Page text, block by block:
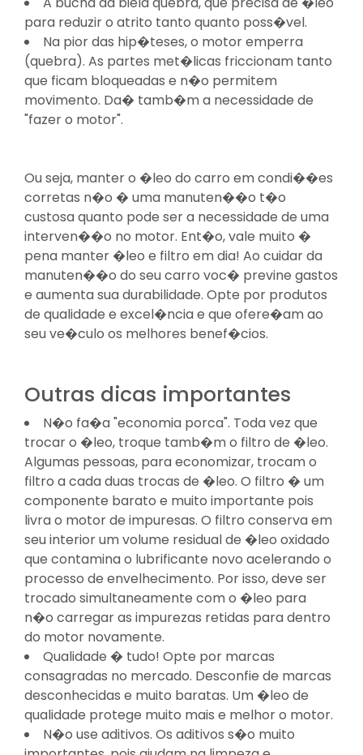
para reduzir o atrito tanto quanto poss�vel.
Na pior das hip�teses, o motor emperra
(quebra). As partes met�licas friccionam tanto
que ficam bloqueadas e n�o permitem
movimento. Da� tamb�m a necessidade de
"fazer o motor".
Ou seja, manter o �leo do carro em condi��es
corretas n�o � uma manuten��o t�o
custosa quanto pode ser a necessidade de uma
interven��o no motor. Ent�o, vale muito �
pena manter �leo e filtro em dia! Ao cuidar da
manuten��o do seu carro voc� previne gastos
e aumenta sua durabilidade. Opte por produtos
de qualidade e excel�ncia e que ofere�am ao
seu ve�culo os melhores benef�cios.
Outras dicas importantes
N�o fa�a "economia porca". Toda vez que
trocar o �leo, troque tamb�m o filtro de �leo.
Algumas pessoas, para economizar, trocam o
filtro a cada duas trocas de �leo. O filtro � um
componente barato e muito importante pois
livra o motor de impuresas. O filtro conserva em
seu interior um volume residual de �leo oxidado
que contamina o lubrificante novo acelerando o
processo de envelhecimento. Por isso, deve ser
trocado simultaneamente com o �leo para
n�o carregar as impurezas retidas para dentro
do motor novamente.
Qualidade � tudo! Opte por marcas
consagradas no mercado. Desconfie de marcas
desconhecidas e muito baratas. Um �leo de
qualidade protege muito mais e melhor o motor.
N�o use aditivos. Os aditivos s�o muito